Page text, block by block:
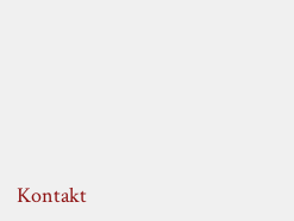
Kontakt